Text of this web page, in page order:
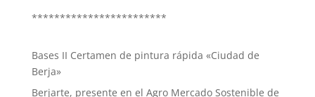
************************
Bases II Certamen de pintura rápida «Ciudad de
Berja»
Berjarte, presente en el Agro Mercado Sostenible de